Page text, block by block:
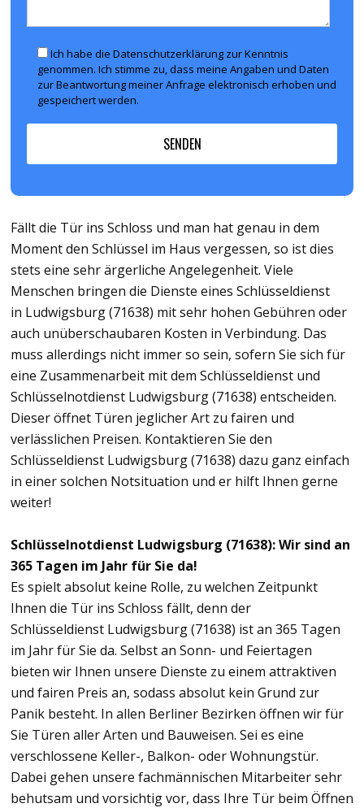
Ich habe die Datenschutzerklärung zur Kenntnis
genommen. Ich stimme zu, dass meine Angaben und Daten
zur Beantwortung meiner Anfrage elektronisch erhoben und
gespeichert werden.
Fällt die Tür ins Schloss und man hat genau in dem
Moment den Schlüssel im Haus vergessen, so ist dies
stets eine sehr ärgerliche Angelegenheit. Viele
Menschen bringen die Dienste eines Schlüsseldienst
in Ludwigsburg (71638) mit sehr hohen Gebühren oder
auch unüberschaubaren Kosten in Verbindung. Das
muss allerdings nicht immer so sein, sofern Sie sich für
eine Zusammenarbeit mit dem Schlüsseldienst und
Schlüsselnotdienst Ludwigsburg (71638) entscheiden.
Dieser öffnet Türen jeglicher Art zu fairen und
verlässlichen Preisen. Kontaktieren Sie den
Schlüsseldienst Ludwigsburg (71638) dazu ganz einfach
in einer solchen Notsituation und er hilft Ihnen gerne
weiter!
Schlüsselnotdienst Ludwigsburg (71638): Wir sind an
365 Tagen im Jahr für Sie da!
Es spielt absolut keine Rolle, zu welchen Zeitpunkt
Ihnen die Tür ins Schloss fällt, denn der
Schlüsseldienst Ludwigsburg (71638) ist an 365 Tagen
im Jahr für Sie da. Selbst an Sonn- und Feiertagen
bieten wir Ihnen unsere Dienste zu einem attraktiven
und fairen Preis an, sodass absolut kein Grund zur
Panik besteht. In allen Berliner Bezirken öffnen wir für
Sie Türen aller Arten und Bauweisen. Sei es eine
verschlossene Keller-, Balkon- oder Wohnungstür.
Dabei gehen unsere fachmännischen Mitarbeiter sehr
behutsam und vorsichtig vor, dass Ihre Tür beim Öffnen